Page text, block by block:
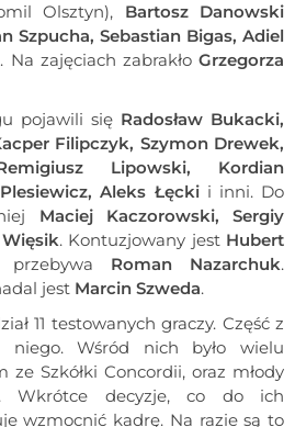
Olsztyn), Bartosz Danowski
Szpucha, Sebastian Bigas, Adiel
. Na zajęciach zabrakłoGrzegorza
pojawili się Radosław Bukacki,
Filipczyk, Szymon Drewek,
Lipowski, Kordian
Aleks Łęckii inni. Do
Maciej Kaczorowski, Sergiy
. Kontuzjowany jest Hubert
Roman Nazarchuk.
jest Marcin Szweda.
11 testowanych graczy. Część z
niego. Wśród nich było wielu
ze Szkółki Concordii, oraz młody
Wkrótce decyzje, co do ich
wzmocnić kadrę. Na razie są to